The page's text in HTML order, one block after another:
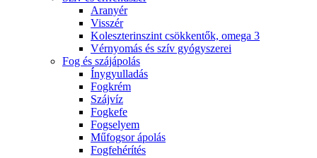
Aranyér
Visszér
Koleszterinszint csökkentők, omega 3
Vérnyomás és szív gyógyszerei
Fog és szájápolás
Í́nygyulladás
Fogkrém
Szájvíz
Fogkefe
Fogselyem
Műfogsor ápolás
Fogfehérítés